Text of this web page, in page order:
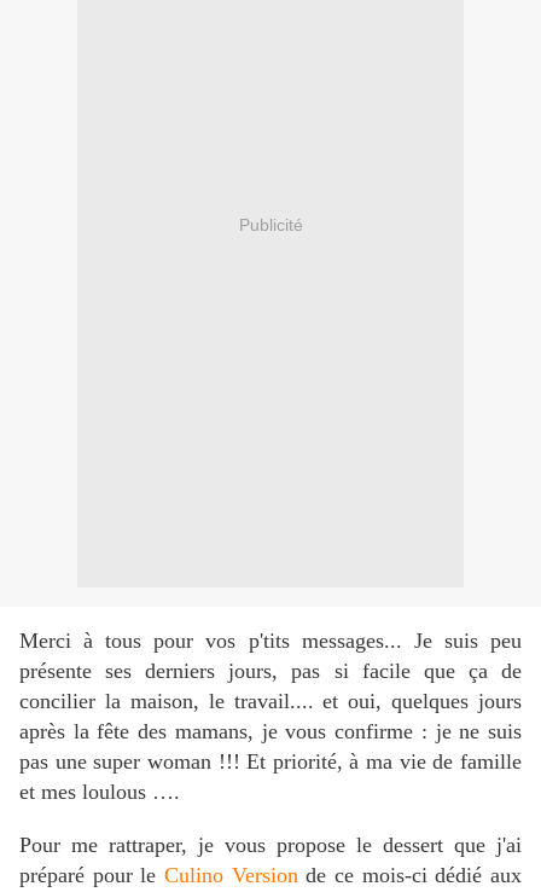
Publicité
Merci à tous pour vos p'tits messages... Je suis peu
présente ses derniers jours, pas si facile que ça de
concilier la maison, le travail.... et oui, quelques jours
après la fête des mamans, je vous confirme : je ne suis
pas une super woman !!! Et priorité, à ma vie de famille
et mes loulous ….
Pour me rattraper, je vous propose le dessert que j'ai
préparé pour le Culino Versionde ce mois-ci dédié aux